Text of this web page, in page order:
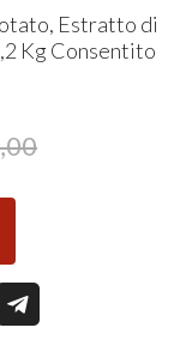
Estratto di
Kg Consentito